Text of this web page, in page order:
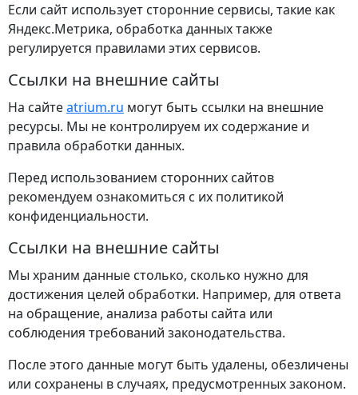
Если сайт использует сторонние сервисы, такие как
Яндекс.Метрика, обработка данных также
регулируется правилами этих сервисов.
Ссылки на внешние сайты
На сайтеatrium.ru могут быть ссылки на внешние
ресурсы. Мы не контролируем их содержание и
правила обработки данных.
Перед использованием сторонних сайтов
рекомендуем ознакомиться с их политикой
конфиденциальности.
Ссылки на внешние сайты
Мы храним данные столько, сколько нужно для
достижения целей обработки. Например, для ответа
на обращение, анализа работы сайта или
соблюдения требований законодательства.
После этого данные могут быть удалены, обезличены
или сохранены в случаях, предусмотренных законом.